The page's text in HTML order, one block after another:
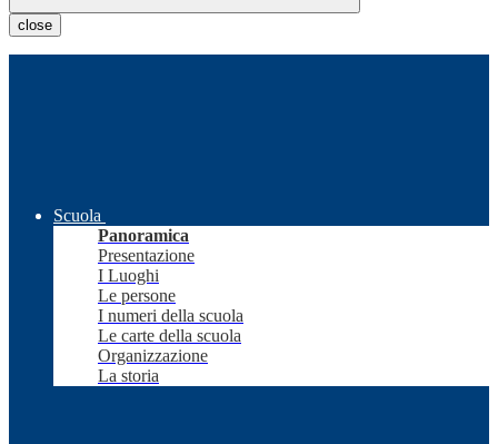
close
Scuola
Panoramica
Presentazione
I Luoghi
Le persone
I numeri della scuola
Le carte della scuola
Organizzazione
La storia